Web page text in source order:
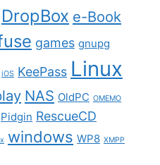
DropBox e-Book
games gnupg
iOS KeePass Linux
NAS OldPC OMEMO
Pidgin RescueCD
windows WP8 XMPP